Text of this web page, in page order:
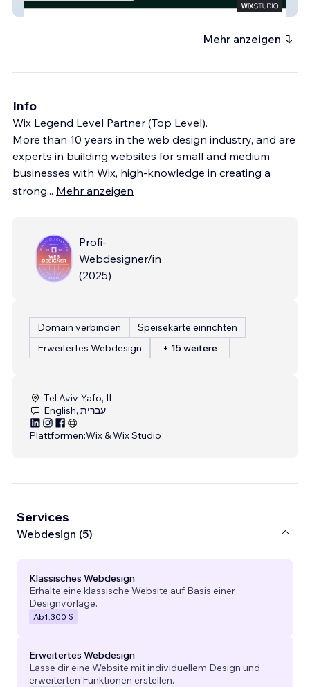
Duedealisense
Mehr anzeigen
Info
Wix Legend Level Partner (Top Level).
More than 10 years in the web design industry, and are
experts in building websites for small and medium
businesses with Wix, high-knowledge in creating a
strong... Mehr anzeigen
Profi-
Webdesigner/in
(2025)
Domain verbinden
Speisekarte einrichten
Erweitertes Webdesign
+ 15 weitere
Tel Aviv-Yafo, IL
English, עברית
Plattformen:Wix & Wix Studio
Services
Webdesign (5)
Klassisches Webdesign
Erhalte eine klassische Website auf Basis einer
Designvorlage.
Ab1.300 $
Erweitertes Webdesign
Lasse dir eine Website mit individuellem Design und
erweiterten Funktionen erstellen.